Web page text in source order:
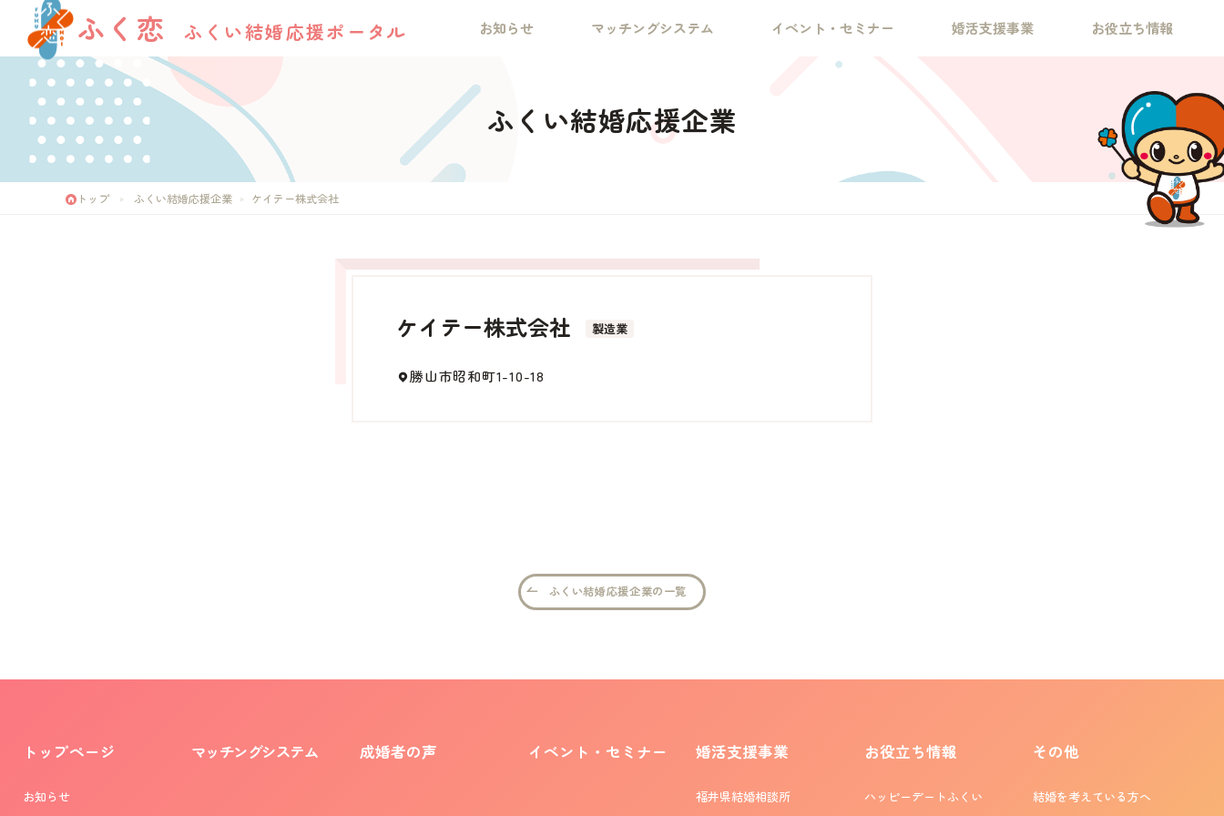
ふく恋 ふくい結婚応援ポータル お知らせ マッチングシステム イベント・セミナー 婚活支援事業 お役立ち情報
ふくい結婚応援企業
トップ ふくい結婚応援企業 ケイテー株式会社
ケイテー株式会社 製造業
勝山市昭和町1-10-18
ふくい結婚応援企業の一覧
トップページ
お知らせ
マッチングシステム 成婚者の声 イベント・セミナー 婚活支援事業
福井県結婚相談所
お役立ち情報
ハッピーデートふくい
その他
結婚を考えている方へ